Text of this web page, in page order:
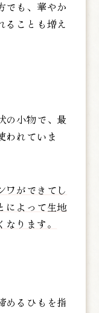
でも、華やか
ることも増え
の小物で、最
われていま
ワができてし
によって生地
ります。
めるひもを指